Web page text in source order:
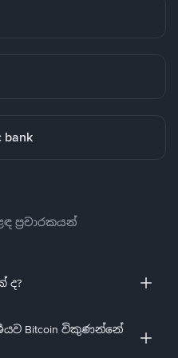
bank
ප්‍රචාරකයන්
ද?
Bitcoin විකුණන්නේ